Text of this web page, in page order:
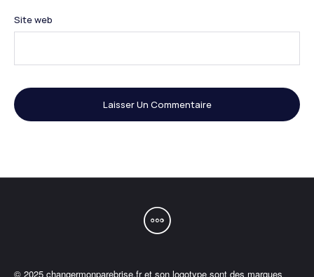
Site web
© 2025 changermonparebrise.fr et son logotype sont des marques